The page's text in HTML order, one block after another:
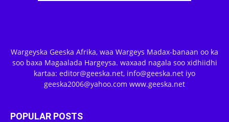
Wargeyska Geeska Afrika, waa Wargeys Madax-banaan oo ka
soo baxa Magaalada Hargeysa. waxaad nagala soo xidhiidhi
kartaa: editor@geeska.net, info@geeska.net iyo
geeska2006@yahoo.com www.geeska.net
POPULAR POSTS